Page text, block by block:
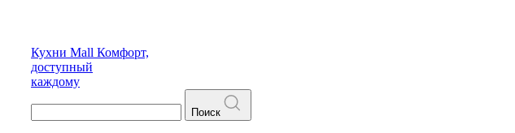
Кухни Mall Комфорт,
доступный
каждому
Поиск